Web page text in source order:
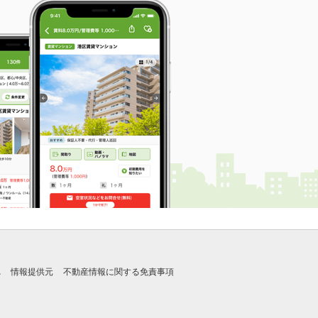
情報提供元 不動産情報に関する免責事項